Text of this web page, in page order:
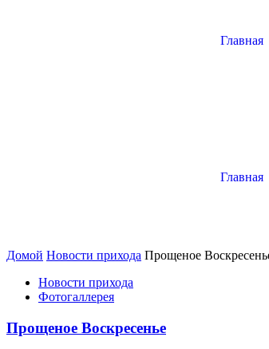
Главная
Главная
Домой Новости прихода Прощеное
Новости прихода
Фотогаллерея
Прощеное Воскресенье